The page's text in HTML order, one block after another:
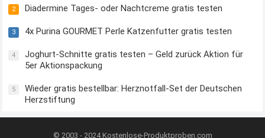
2 Diadermine Tages- oder Nachtcreme gratis testen
3 4x Purina GOURMET Perle Katzenfutter gratis testen
4
Joghurt-Schnitte gratis testen – Geld zurück Aktion für
5er Aktionspackung
5
Wieder gratis bestellbar: Herznotfall-Set der Deutschen
Herzstiftung
© 2003 - 2024 Kostenlose-Produktproben.com